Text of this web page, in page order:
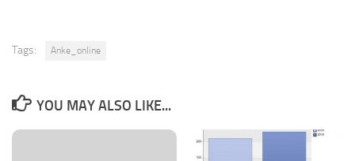
Tags: Anke_online
YOU MAY ALSO LIKE...